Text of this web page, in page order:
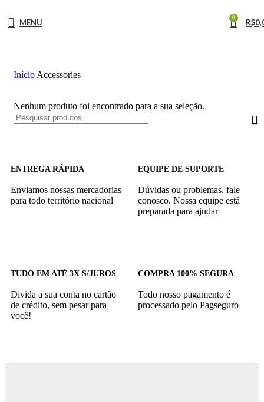
MENU 0 R$
Início Accessories
Nenhum produto foi encontrado para a sua seleção.
ENTREGA RÁPIDA
Enviamos nossas mercadorias
para todo território nacional
EQUIPE DE SUPORTE
Dúvidas ou problemas, fale
conosco. Nossa equipe está
preparada para ajudar
TUDO EM ATÉ 3X S/JUROS
Divida a sua conta no cartão
de crédito, sem pesar para
você!
COMPRA 100% SEGURA
Todo nosso pagamento é
processado pelo Pagseguro